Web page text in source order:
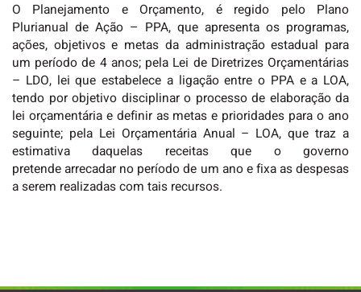
O Planejamento e Orçamento, é regido pelo Plano
Plurianual de Ação – PPA, que apresenta os programas,
ações, objetivos e metas da administração estadual para
um período de 4 anos; pela Lei de Diretrizes Orçamentárias
– LDO, lei que estabelece a ligação entre o PPA e a LOA,
tendo por objetivo disciplinar o processo de elaboração da
lei orçamentária e definir as metas e prioridades para o ano
seguinte; pela Lei Orçamentária Anual – LOA, que traz a
estimativa daquelas receitas que o governo
pretende arrecadar no período de um ano e fixa as despesas
a serem realizadas com tais recursos.